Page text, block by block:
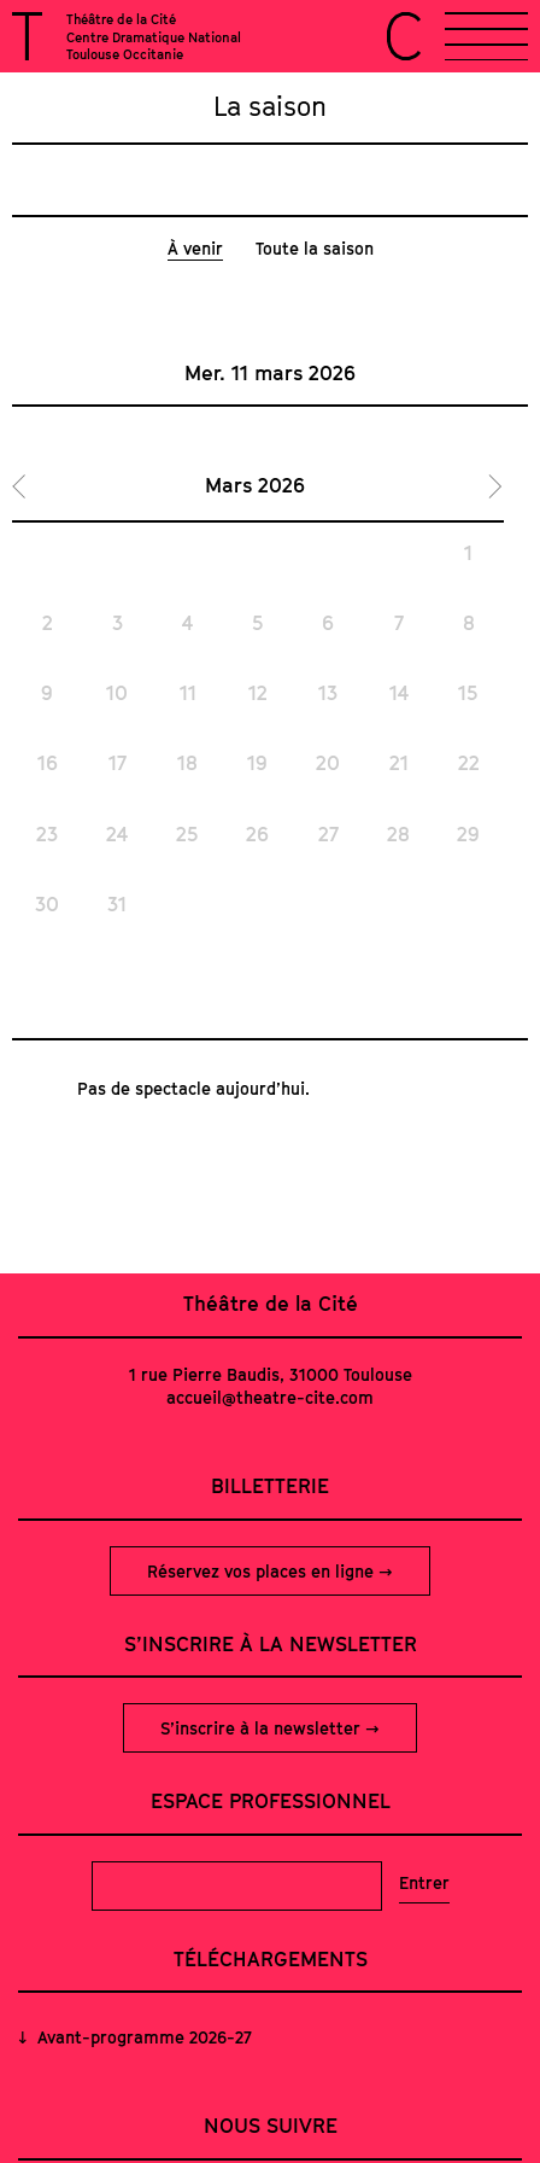
Théâtre de la Cité
Centre Dramatique National
Toulouse Occitanie
À venir Toute la saison
La saison
Mer. 11 mars 2026
Mars 2026
1
2 3 4 5 6 7 8
9 10 11 12 13 14 15
16 17 18 19 20 21 22
23 24 25 26 27 28 29
30 31
Pas de spectacle aujourd’hui.
Théâtre de la Cité
1 rue Pierre Baudis, 31000 Toulouse
accueil@theatre-cite.com
BILLETTERIE
Réservez vos places en ligne
S’INSCRIRE À LA NEWSLETTER
S’inscrire à la newsletter
ESPACE PROFESSIONNEL
TÉLÉCHARGEMENTS
Avant-programme 2026-27
NOUS SUIVRE